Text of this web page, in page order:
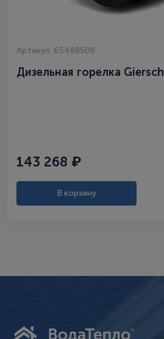
Артикул: 65488508
Дизельная горелка
143 268 ₽
В корзину